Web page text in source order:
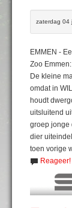
zaterdag 04
EMMEN -
Zoo
De kleine
omdat in
houdt
uitsluitend
groep jonge
dier
toen vorige
Reageer!